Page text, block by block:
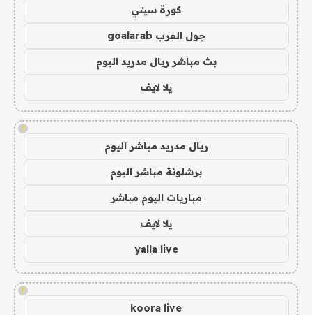
كورة سيتي
جول العرب goalarab
بث مباشر ريال مدريد اليوم
يلا لايف
!
ريال مدريد مباشر اليوم
برشلونة مباشر اليوم
مباريات اليوم مباشر
يلا لايف
yalla live
!
koora live